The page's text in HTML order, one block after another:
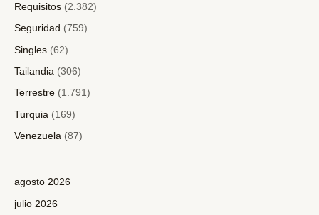
Requisitos (2.382)
Seguridad (759)
Singles (62)
Tailandia (306)
Terrestre (1.791)
Turquia (169)
Venezuela (87)
agosto 2026
julio 2026